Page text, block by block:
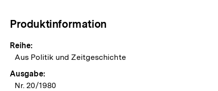
Produktinformation
Reihe:
Aus Politik und Zeitgeschichte
Ausgabe:
Nr. 20/1980